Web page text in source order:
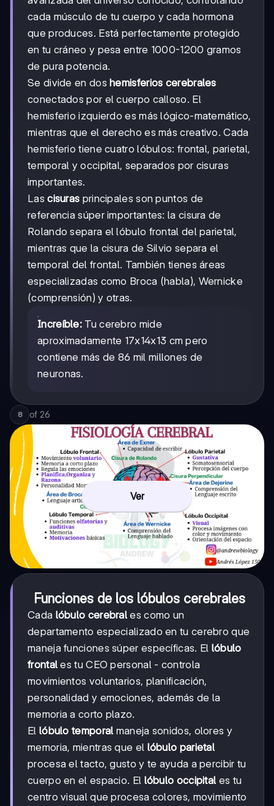
cada músculo de tu cuerpo y cada hormona
que produces. Está perfectamente protegido
en tu cráneo y pesa entre 1000-1200 gramos
de pura potencia.
Se divide en dos hemisferios cerebrales
conectados por el cuerpo calloso. El
hemisferio izquierdo es más lógico-matemático,
mientras que el derecho es más creativo. Cada
hemisferio tiene cuatro lóbulos: frontal, parietal,
temporal y occipital, separados por cisuras
importantes.
Lascisuras principales son puntos de
referencia súper importantes: la cisura de
Rolando separa el lóbulo frontal del parietal,
mientras que la cisura de Silvio separa el
temporal del frontal. También tienes áreas
especializadas como Broca (habla), Wernicke
(comprensión) y otras.
Increíble: Tu cerebro mide
aproximadamente 17x14x13 cm pero
contiene más de 86 mil millones de
neuronas.
8 of 26
Ver
Funciones de los lóbulos cerebrales
Cada lóbulo cerebral es como un
departamento especializado en tu cerebro que
maneja funciones súper específicas. El lóbulo
frontal es tu CEO personal - controla
movimientos voluntarios, planificación,
personalidad y emociones, además de la
memoria a corto plazo.
El lóbulo temporal maneja sonidos, olores y
memoria, mientras que el lóbulo parietal
procesa el tacto, gusto y te ayuda a percibir tu
cuerpo en el espacio. El lóbulo occipital es tu
centro visual que procesa colores, movimiento